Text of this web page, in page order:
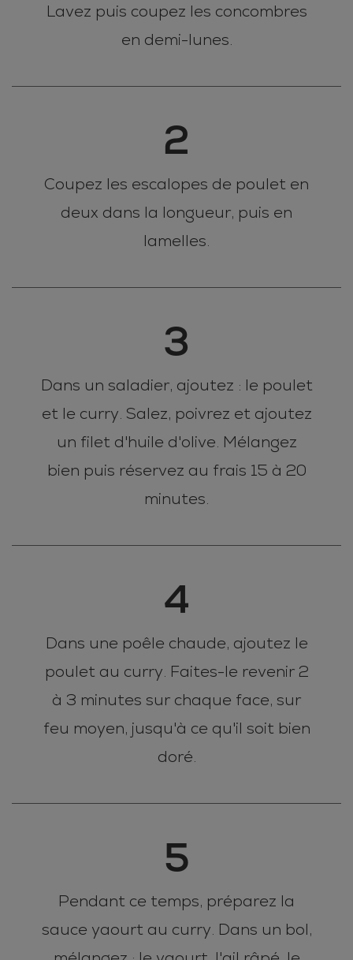
Lavez puis coupez les concombres
en demi-lunes.
2
Coupez les escalopes de poulet en
deux dans la longueur, puis en
lamelles.
3
Dans un saladier, ajoutez : le poulet
et le curry. Salez, poivrez et ajoutez
un filet d'huile d'olive. Mélangez
bien puis réservez au frais 15 à 20
minutes.
4
Dans une poêle chaude, ajoutez le
poulet au curry. Faites-le revenir 2
à 3 minutes sur chaque face, sur
feu moyen, jusqu'à ce qu'il soit bien
doré.
5
Pendant ce temps, préparez la
sauce yaourt au curry. Dans un bol,